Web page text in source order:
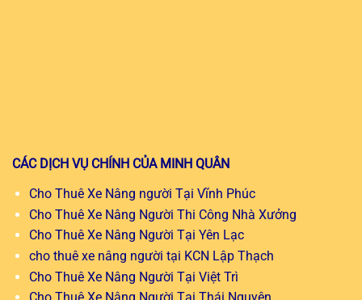
CÁC DỊCH VỤ CHÍNH CỦA MINH QUÂN
Cho Thuê Xe Nâng người Tại Vĩnh Phúc
Cho Thuê Xe Nâng Người Thi Công Nhà Xưởng
Cho Thuê Xe Nâng Người Tại Yên Lạc
cho thuê xe nâng người tại KCN Lập Thạch
Cho Thuê Xe Nâng Người Tại Việt Trì